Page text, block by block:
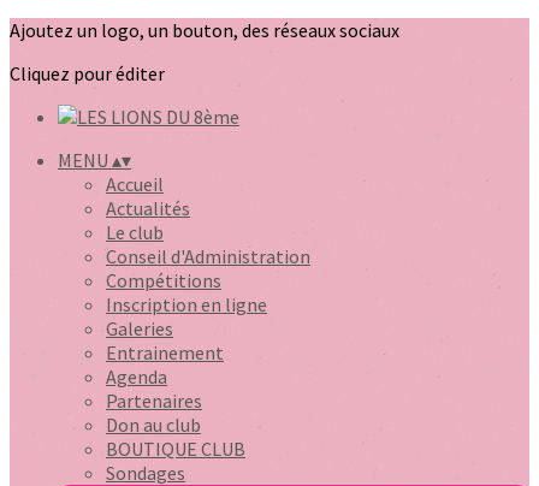
Ajoutez un logo, un bouton, des réseaux sociaux
Cliquez pour éditer
MENU▴▾
Accueil
Actualités
Le club
Conseil d'Administration
Compétitions
Inscription en ligne
Galeries
Entrainement
Agenda
Partenaires
Don au club
BOUTIQUE CLUB
Sondages